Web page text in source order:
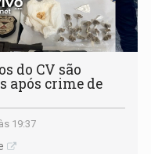
do CV são
após crime de
19:37